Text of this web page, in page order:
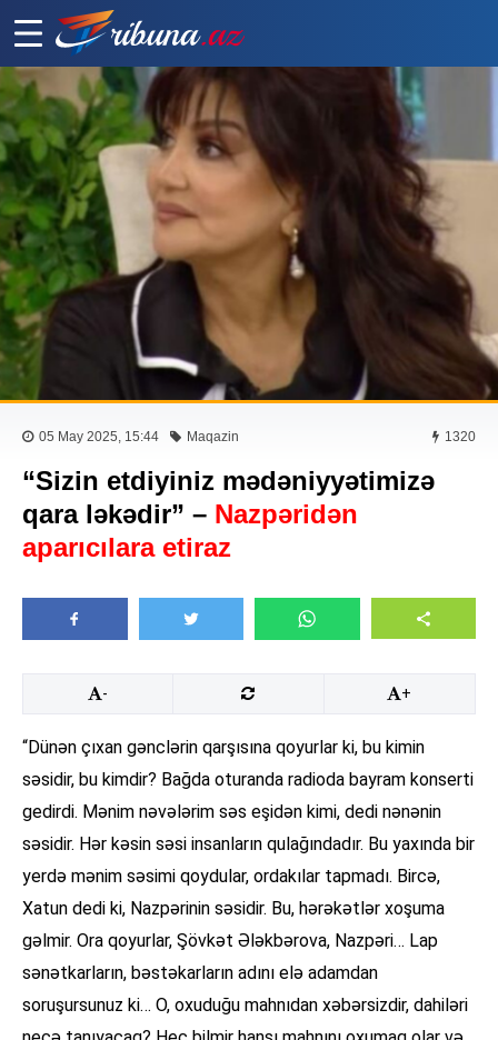
05 May 2025, 15:44 Maqazin 1320
“Sizin etdiyiniz mədəniyyətimizə
qara ləkədir” – Nazpəridən
aparıcılara etiraz
- +
“Dünən çıxan gənclərin qarşısına qoyurlar ki, bu kimin
səsidir, bu kimdir? Bağda oturanda radioda bayram konserti
gedirdi. Mənim nəvələrim səs eşidən kimi, dedi nənənin
səsidir. Hər kəsin səsi insanların qulağındadır. Bu yaxında bir
yerdə mənim səsimi qoydular, ordakılar tapmadı. Bircə,
Xatun dedi ki, Nazpərinin səsidir. Bu, hərəkətlər xoşuma
gəlmir. Ora qoyurlar, Şövkət Ələkbərova, Nazpəri… Lap
sənətkarların, bəstəkarların adını elə adamdan
soruşursunuz ki… O, oxuduğu mahnıdan xəbərsizdir, dahiləri